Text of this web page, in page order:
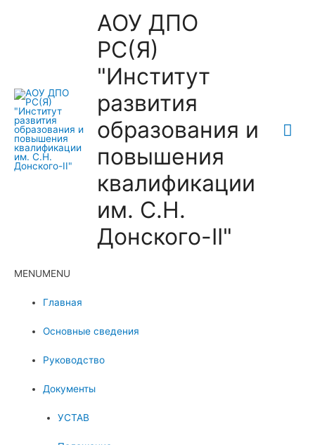
АОУ ДПО
РС(Я)
"Институт
развития
образования и
повышения
квалификации
им. С.Н.
Донского-II"
MENUMENU
Главная
Основные сведения
Руководство
Документы
УСТАВ